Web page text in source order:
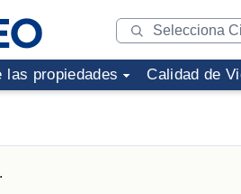
las propiedades Calidad de
.